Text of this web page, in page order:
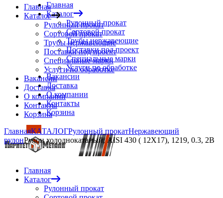
Главная
Каталог
Рулонный прокат
Сортовой прокат
Трубы нержавеющие
Поставки под проект
Специальные марки
Услуги по обработке
Вакансии
Доставка
О компании
Контакты
Корзина
Главная
Каталог
Рулонный прокат
Главная
Каталог
Рулонный прокат
Сортовой прокат
Трубы нержавеющие
Поставки под проект
Специальные марки
Услуги по обработке
Вакансии
Доставка
О компании
Контакты
Корзина
ГлавнаяКАТАЛОГРулонный прокатНержавеющий
рулонРулон холоднокатаный, AISI 430 ( 12Х17), 1219, 0.3, 2B